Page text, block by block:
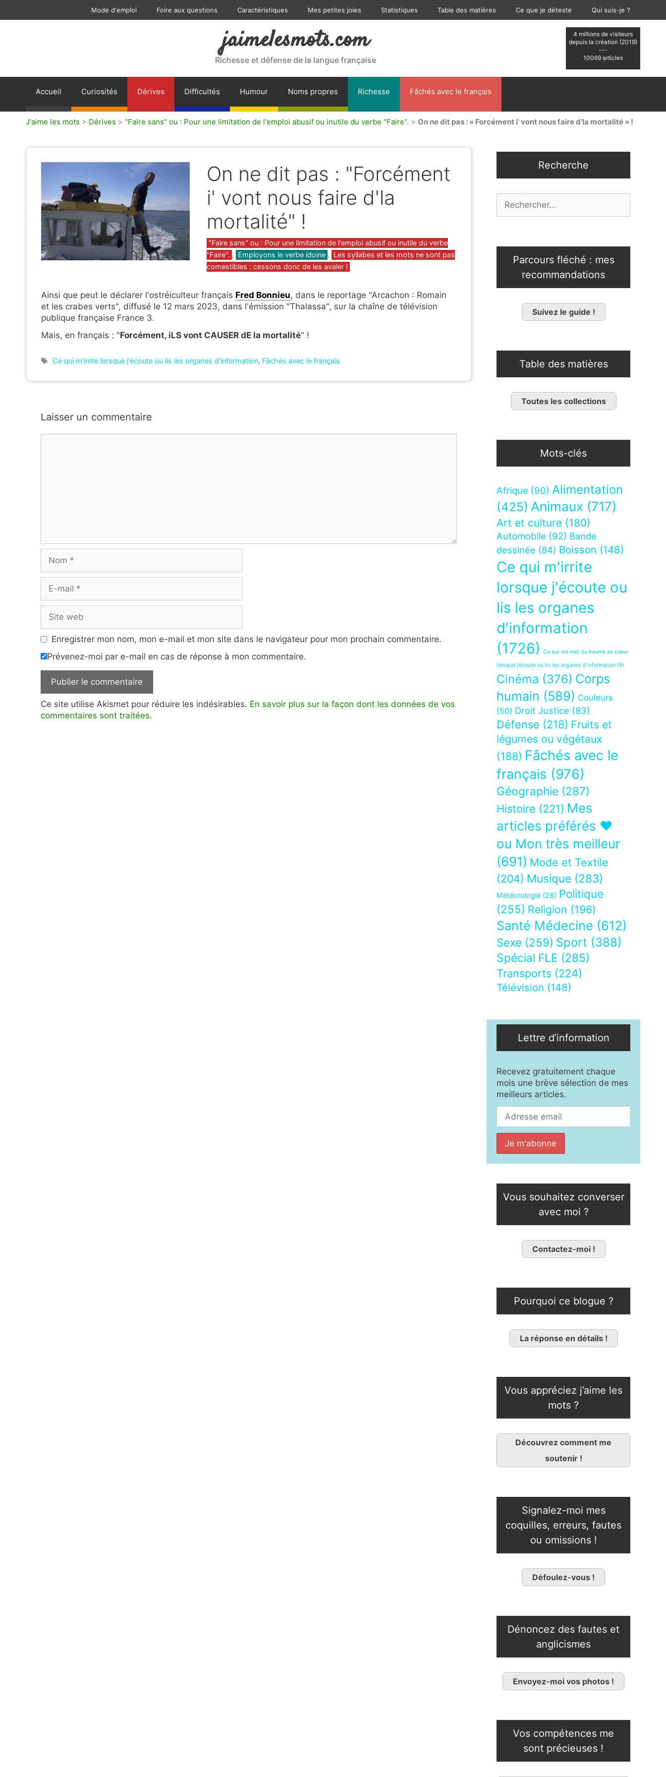
Mode d'emploi Foire aux questions Caractéristiques Mes petites joies Statistiques Table des matières Ce que je déteste Qui suis-je ?
4 millions de visiteurs
depuis la création (2019)
---
10069 articles
jaimelesmots.com
Richesse et défense de la langue française
Accueil Curiosités Dérives Difficultés Humour Noms propres Richesse Fâchés avec le français
J'aime les mots > Dérives > "Faire sans" ou : Pour une limitation de l'emploi abusif ou inutile du verbe "Faire". > On ne dit pas : « Forcément i’ vont nous faire d’la mortalité » !
On ne dit pas : "Forcément
i' vont nous faire d'la
mortalité" !
Catégories
"Faire sans" ou : Pour une limitation de l'emploi abusif ou inutile du verbe
"Faire". , Employons le verbe idoine , Les syllabes et les mots ne sont pas
comestibles : cessons donc de les avaler !
Ainsi que peut le déclarer l'ostréiculteur français Fred Bonnieu, dans le reportage "Arcachon : Romain
et les crabes verts", diffusé le 12 mars 2023, dans l'émission "Thalassa", sur la chaîne de télévision
publique française France 3.
Mais, en français : "Forcément, iLS vont CAUSER dE la mortalité" !
Étiquettes
Ce qui m'irrite lorsque j'écoute ou lis les organes d'information, Fâchés avec le français
Laisser un commentaire
mail
web
Enregistrer mon nom, mon e-mail et mon site dans le navigateur pour mon prochain commentaire.
Prévenez-moi par e-mail en cas de réponse à mon commentaire.
Ce site utilise Akismet pour réduire les indésirables. En savoir plus sur la façon dont les données de vos
commentaires sont traitées.
Recherche
Parcours fléché : mes
recommandations
Suivez le guide !
Table des matières
Toutes les collections
Mots-clés
Afrique (90) Alimentation
(425) Animaux (717)
Art et culture (180)
Automobile (92) Bande
dessinée (84) Boisson (148)
Ce qui m'irrite
lorsque j'écoute ou
lis les organes
d'information
(1726)
Ce qui me met du baume au coeur
lorsque j’écoute ou lis les organes d’information (9)
Cinéma (376) Corps
humain (589) Couleurs
(50) Droit Justice (83)
Défense (218) Fruits et
légumes ou végétaux
(188) Fâchés avec le
français (976)
Géographie (287)
Histoire (221) Mes
articles préférés ❤
ou Mon très meilleur
(691) Mode et Textile
(204) Musique (283)
Météorologie (28) Politique
(255) Religion (196)
Santé Médecine (612)
Sexe (259) Sport (388)
Spécial FLE (285)
Transports (224)
Télévision (148)
Lettre d’information
Recevez gratuitement chaque
mois une brève sélection de mes
meilleurs articles.
Vous souhaitez converser
avec moi ?
Contactez-moi !
Pourquoi ce blogue ?
La réponse en détails !
Vous appréciez j’aime les
mots ?
Découvrez comment me
soutenir !
Signalez-moi mes
coquilles, erreurs, fautes
ou omissions !
Défoulez-vous !
Dénoncez des fautes et
anglicismes
Envoyez-moi vos photos !
Vos compétences me
sont précieuses !